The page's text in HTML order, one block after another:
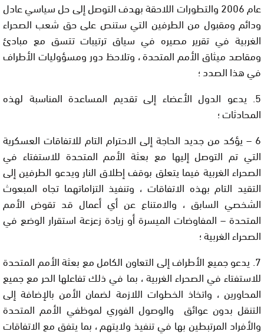
عام 2006 والتطورات اللاحقة بهدف التوصل إلى حل سياسي عادل
ودائم ومقبول من الطرفين التي ستنص على حق شعب الصحراء
الغربية في تقرير مصيره في سياق ترتيبات تتسق مع مبادئ
ومقاصد ميثاق الأمم المتحدة ، وتلاحظ دور ومسؤوليات الأطراف
في هذا الصدد ؛
5. يدعو الدول الأعضاء إلى تقديم المساعدة المناسبة لهذه
المحادثات ؛
6 – يؤكد من جديد الحاجة إلى الاحترام التام للاتفاقات العسكرية
التي تم التوصل إليها مع بعثة الأمم المتحدة للاستفتاء في
الصحراء الغربية فيما يتعلق بوقف إطلاق النار ويدعو الطرفين إلى
التقيد التام بهذه الاتفاقات ، وتنفيذ التزاماتهما تجاه المبعوث
الشخصي السابق ، والامتناع عن أي أعمال قد تقوض الأمم
المتحدة – المفاوضات الميسرة أو زيادة زعزعة استقرار الوضع في
الصحراء الغربية ؛
7. يدعو جميع الأطراف إلى التعاون الكامل مع بعثة الأمم المتحدة
للاستفتاء في الصحراء الغربية ، بما في ذلك تفاعلها الحر مع جميع
المحاورين ، واتخاذ الخطوات اللازمة لضمان الأمن بالإضافة إلى
التنقل بدون عوائق والوصول الفوري لموظفي الأمم المتحدة
والأفراد المرتبطين بها في تنفيذ ولايتهم ، بما يتفق مع الاتفاقات